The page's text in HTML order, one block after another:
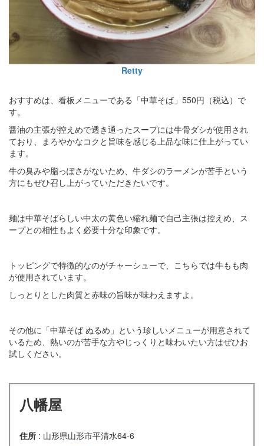
Retty
おすすめは、看板メニューである「中華そば」550円（税込）で
す。
醤油の主張が控えめで透き通ったスープには牛骨ダシが使用され
ており、まろやかなコクと旨味を感じる上品な味に仕上がってい
ます。
牛の臭みや脂っぽさがないため、牛ダシのラーメンが苦手という
方にもぜひ召し上がっていただきたいです。
麺は中華そばらしい中太の黄色い縮れ麺で自己主張は控えめ、ス
ープとの相性もよく必要十分な印象です。
トッピングで特徴的なのがチャーシューで、こちらでは牛もも肉
が使用されています。
しっとりとした肉質と赤味の旨味が味わえますよ。
その他に「中華そば ぬるめ」という珍しいメニューが用意されて
いるため、熱いのが苦手な方やじっくりと味わいたい方はぜひお
試しください。
八幡屋
住所 : 山形県山形市平清水64-6